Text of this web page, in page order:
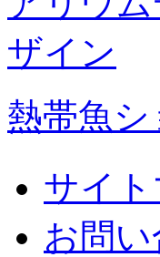
熱帯魚
サイ
お問